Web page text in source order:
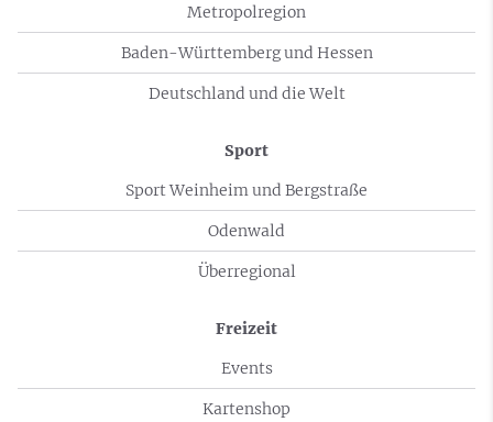
Metropolregion
Baden-Württemberg und Hessen
Deutschland und die Welt
Sport
Sport Weinheim und Bergstraße
Odenwald
Überregional
Freizeit
Events
Kartenshop